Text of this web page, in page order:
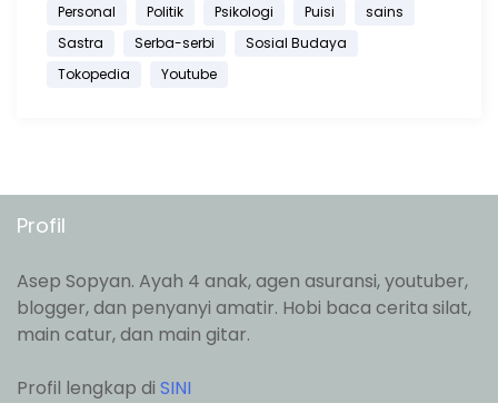
Personal
Politik Psikologi Puisi
sains
Sastra
Serba-serbi
Sosial Budaya
Tokopedia
Youtube
Profil
Asep Sopyan. Ayah 4 anak, agen asuransi, youtuber,
blogger, dan penyanyi amatir. Hobi baca cerita silat,
main catur, dan main gitar.
Profil lengkap di SINI